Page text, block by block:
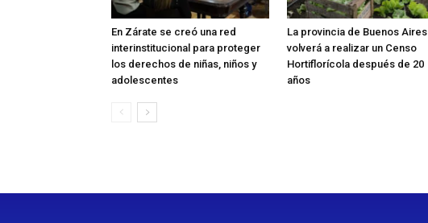
En Zárate se creó una red
interinstitucional para proteger
los derechos de niñas, niños y
adolescentes
La provincia de Buenos Aires
volverá a realizar un Censo
Hortiflorícola después de 20
años